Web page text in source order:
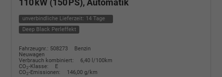
110 kW (150 PS), Automatik
unverbindliche Lieferzeit: 14 Tage
Deep Black Perleffekt
Fahrzeugnr.: 508273
Benzin
Neuwagen
Verbrauch kombiniert:
6,40 l/100km
CO2-Klasse:
E
CO2-Emissionen: 146,00 g/km